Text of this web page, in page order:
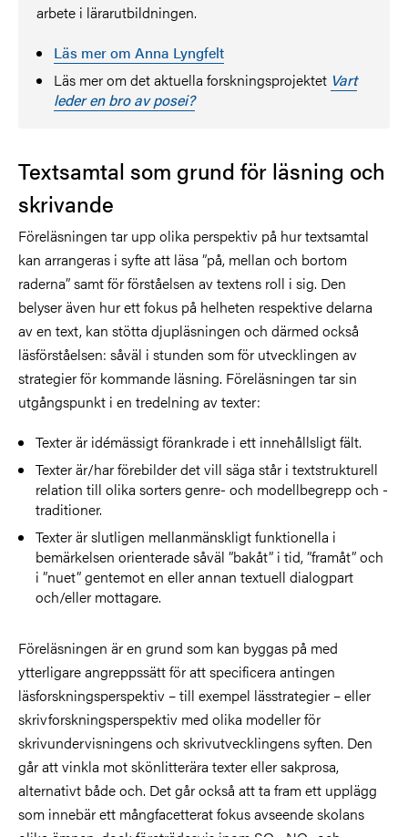
arbete i lärarutbildningen.
Läs mer om Anna Lyngfelt
Läs mer om det aktuella forskningsprojektet Vart
leder en bro av posei?
Textsamtal som grund för läsning och
skrivande
Föreläsningen tar upp olika perspektiv på hur textsamtal
kan arrangeras i syfte att läsa ”på, mellan och bortom
raderna” samt för förståelsen av textens roll i sig. Den
belyser även hur ett fokus på helheten respektive delarna
av en text, kan stötta djupläsningen och därmed också
läsförståelsen: såväl i stunden som för utvecklingen av
strategier för kommande läsning. Föreläsningen tar sin
utgångspunkt i en tredelning av texter:
Texter är idémässigt förankrade i ett innehållsligt fält.
Texter är/har förebilder det vill säga står i textstrukturell
relation till olika sorters genre- och modellbegrepp och -
traditioner.
Texter är slutligen mellanmänskligt funktionella i
bemärkelsen orienterade såväl ”bakåt” i tid, ”framåt” och
i ”nuet” gentemot en eller annan textuell dialogpart
och/eller mottagare.
Föreläsningen är en grund som kan byggas på med
ytterligare angreppssätt för att specificera antingen
läsforskningsperspektiv – till exempel lässtrategier – eller
skrivforskningsperspektiv med olika modeller för
skrivundervisningens och skrivutvecklingens syften. Den
går att vinkla mot skönlitterära texter eller sakprosa,
alternativt både och. Det går också att ta fram ett upplägg
som innebär ett mångfacetterat fokus avseende skolans